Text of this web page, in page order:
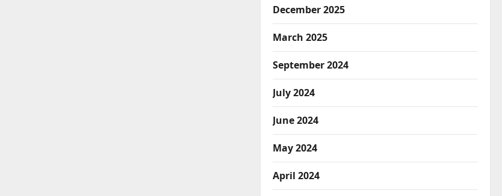
December 2025
March 2025
September 2024
July 2024
June 2024
May 2024
April 2024